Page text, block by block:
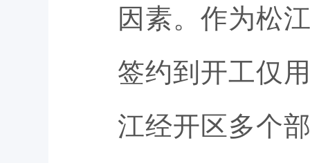
因素。作为松
签约到开工仅
江经开区多个